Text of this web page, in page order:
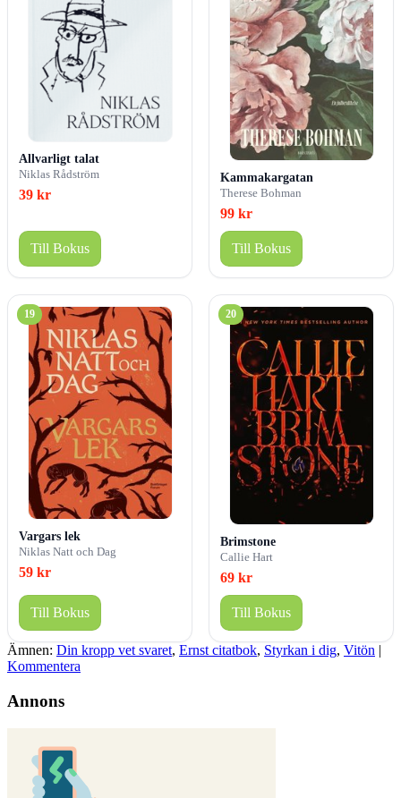
Allvarligt talat
Niklas Rådström
39 kr
Till Bokus
Kammakargatan
Therese Bohman
99 kr
Till Bokus
19
Vargars lek
Niklas Natt och Dag
59 kr
Till Bokus
20
Brimstone
Callie Hart
69 kr
Till Bokus
Ämnen: Din kropp vet svaret, Ernst citatbok, Styrkan i dig, Vitön |
Kommentera
Annons